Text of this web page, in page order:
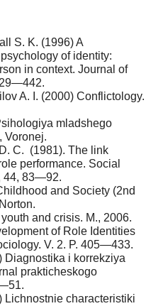
S. K. (1996) A
of identity:
in context. Journal of
A. I. (2000) Conflictology.
mladshego
Voronej.
C. (1981). The link
performance. Social
44, 83—92.
and Society (2nd
and crisis. M., 2006.
of Role Identities
V. 2. P. 405—433.
Diagnostika i korrekziya
prakticheskogo
Lichnostnie characteristiki